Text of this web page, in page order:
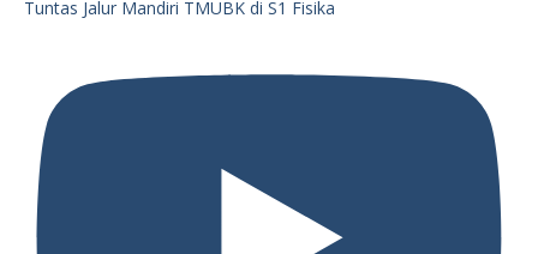
Tuntas Jalur Mandiri TMUBK di S1 Fisika